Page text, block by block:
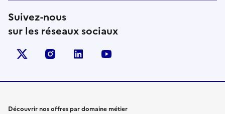
Suivez-nous
sur les réseaux sociaux
X (anciennement Twitter)
instagramlinkedin
Découvrir nos offres par domaine métier